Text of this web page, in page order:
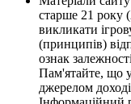
старше 21 року
викликати
(принципів)
ознак
Пам'ятайте, що
джерелом